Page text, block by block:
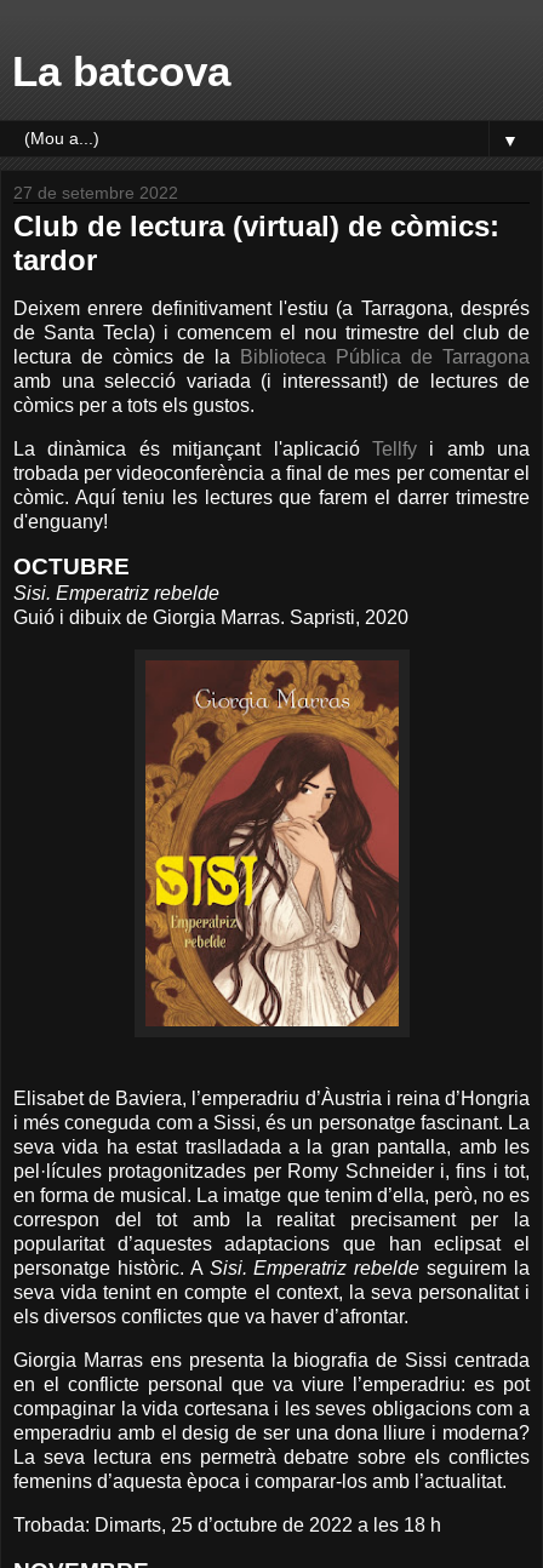
La batcova
▼
27 de setembre 2022
Club de lectura (virtual) de còmics:
tardor
Deixem enrere definitivament l'estiu (a Tarragona, després
de Santa Tecla) i comencem el nou trimestre del club de
lectura de còmics de la
Biblioteca Pública de Tarragona
amb una selecció variada (i interessant!) de lectures de
còmics per a tots els gustos.
La dinàmica és mitjançant l'aplicació Tellfyi amb una
trobada per videoconferència a final de mes per comentar el
còmic. Aquí teniu les lectures que farem el darrer trimestre
d'enguany!
OCTUBRE
Sisi. Emperatriz rebelde
Guió i dibuix de Giorgia Marras. Sapristi, 2020
Elisabet de Baviera, l’emperadriu d’Àustria i reina d’Hongria
i més coneguda com a Sissi, és un personatge fascinant. La
seva vida ha estat traslladada a la gran pantalla, amb les
pel·lícules protagonitzades per Romy Schneider i, fins i tot,
en forma de musical. La imatge que tenim d’ella, però, no es
correspon del tot amb la realitat precisament per la
popularitat d’aquestes adaptacions que han eclipsat el
personatge històric. A Sisi. Emperatriz rebelde seguirem la
seva vida tenint en compte el context, la seva personalitat i
els diversos conflictes que va haver d’afrontar.
Giorgia Marras ens presenta la biografia de Sissi centrada
en el conflicte personal que va viure l’emperadriu: es pot
compaginar la vida cortesana i les seves obligacions com a
emperadriu amb el desig de ser una dona lliure i moderna?
La seva lectura ens permetrà debatre sobre els conflictes
femenins d’aquesta època i comparar-los amb l’actualitat.
Trobada: Dimarts, 25 d’octubre de 2022 a les 18 h